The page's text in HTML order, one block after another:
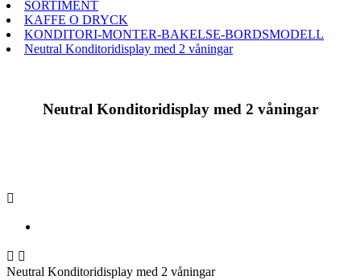
SORTIMENT
KAFFE O DRYCK
KONDITORI-MONTER-BAKELSE-BORDSMODELL
Neutral Konditoridisplay med 2 våningar
Neutral Konditoridisplay med 2 våningar

 
Neutral Konditoridisplay med 2 våningar